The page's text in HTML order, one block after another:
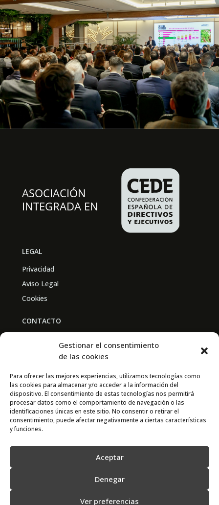
Gestionar el consentimiento
de las cookies
Para ofrecer las mejores experiencias, utilizamos tecnologías como
las cookies para almacenar y/o acceder a la información del
dispositivo. El consentimiento de estas tecnologías nos permitirá
procesar datos como el comportamiento de navegación o las
identificaciones únicas en este sitio. No consentir o retirar el
consentimiento, puede afectar negativamente a ciertas características
y funciones.
Aceptar
Denegar
Ver preferencias
LEGAL
Privacidad
Aviso Legal
Cookies
CONTACTO
Av. Real Academia de Medicina
CONTACTO
667 841 238
info@adimur.es